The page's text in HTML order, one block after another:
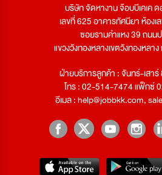
บริษัท จัดหางาน จ๊อบบีเคเค
เลขที่ 625 อาคารทัศนียา ห้อง
ซอยรามคำแหง 39 ถนน
แขวงวังทองหลางเขตวังทองหลา
ฝ่ายบริการลูกค้า : จันทร์-เสา
โทร : 02-514-7474 แฟ็กซ์
อีเมล :help@jobbkk.com,